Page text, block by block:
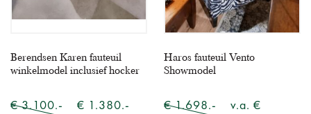
Berendsen Karen fauteuil
winkelmodel inclusief hocker
€ 3.100.- € 1.380.-
Haros fauteuil Vento
Showmodel
€ 1.698.-
v.a. €